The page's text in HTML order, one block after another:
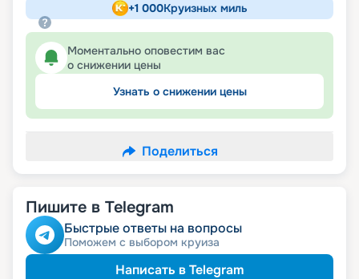
+1 000Круизных миль
Моментально оповестим вас
о снижении цены
Узнать о снижении цены
Поделиться
Пишите в Telegram
Быстрые ответы на вопросы
Поможем с выбором круиза
Написать в Telegram